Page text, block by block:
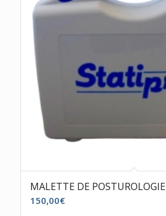
MALETTE DE POSTUROLOGIE
150,00€